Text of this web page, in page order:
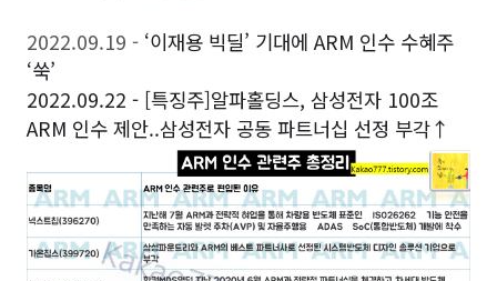
2022.09.19 - ‘이재용 빅딜’ 기대에 ARM 인수 수혜주
‘쑥’
2022.09.22 - [특징주]알파홀딩스, 삼성전자 100조
ARM 인수 제안..삼성전자 공동 파트너십 선정 부각↑